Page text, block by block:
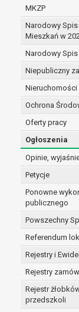
MKZP
Narodowy
Mieszkań w
Narodowy
Niepubliczny
Nieruchomości
Ochrona
Oferty pracy
Ogłoszenia
Opinie,
Petycje
Ponowne
publicznego
Powszechny
Referendum
Rejestry i
Rejestry
Rejestr
przedszkoli